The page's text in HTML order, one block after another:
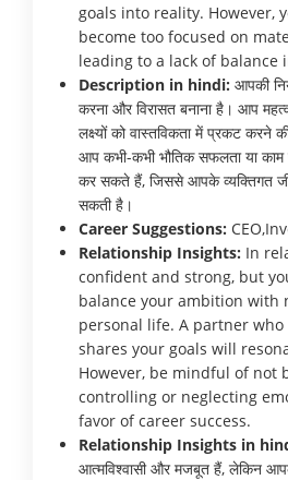
goals into reality. However,
become too focused on
leading to a lack of balance
Description in hindi: आपकी
करना और विरासत बनाना है। आप
लक्ष्यों को वास्तविकता में प्रकट करने
आप कभी-कभी भौतिक सफलता या
कर सकते हैं, जिससे आपके व्यक्तिगत
सकती है।
Career Suggestions:
Relationship Insights: In
confident and strong, but
balance your ambition with
personal life. A partner
shares your goals will
However, be mindful of not
controlling or neglecting
favor of career success.
Relationship Insights in
आत्मविश्वासी और मजबूत हैं, लेकिन